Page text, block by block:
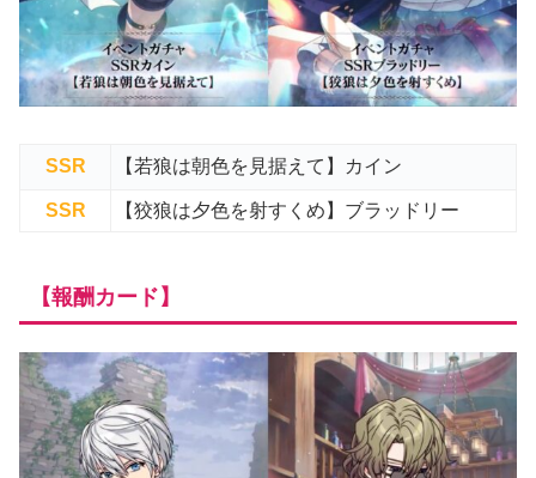
SSR 【若狼は朝色を見据えて】カイン
SSR 【狡狼は夕色を射すくめ】ブラッドリー
【報酬カード】